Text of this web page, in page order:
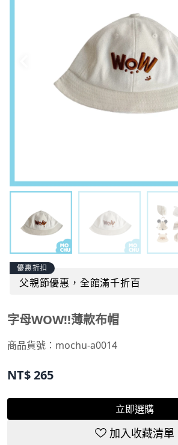
優惠折扣
父親節優惠，全館滿千折百
字母WOW!!薄款布帽
商品貨號： mochu-a0014
NT$265
立即選購
加入收藏清單